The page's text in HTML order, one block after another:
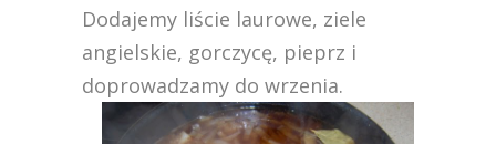
Dodajemy liście laurowe, ziele
angielskie, gorczycę, pieprz i
doprowadzamy do wrzenia.